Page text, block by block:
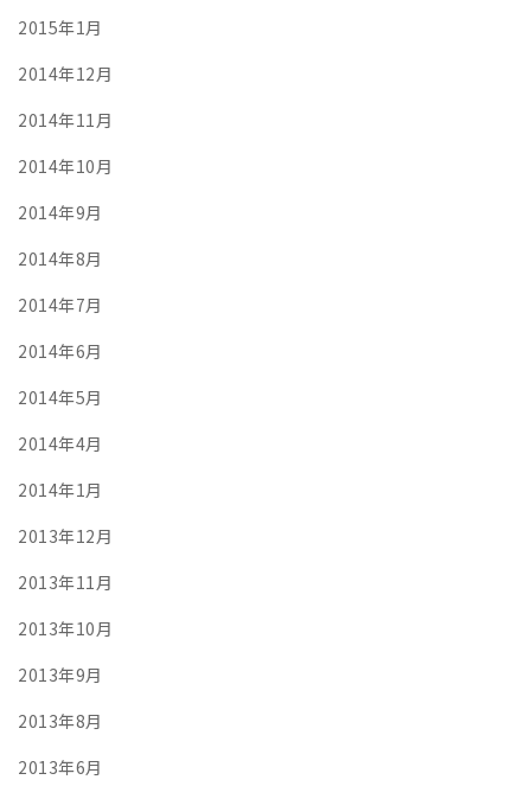
2015年1月
2014年12月
2014年11月
2014年10月
2014年9月
2014年8月
2014年7月
2014年6月
2014年5月
2014年4月
2014年1月
2013年12月
2013年11月
2013年10月
2013年9月
2013年8月
2013年6月